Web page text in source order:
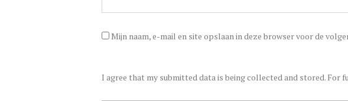
Mijn naam, e-mail en site opslaan in deze browser voor de
I agree that my submitted data is being collected and stored. For